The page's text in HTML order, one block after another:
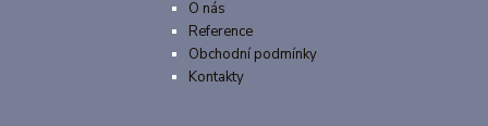
O nás
Reference
Obchodní podmínky
Kontakty